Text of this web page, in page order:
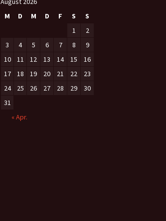
M
D M D F S
S
1
2
3
4 5 6 7 8
9
10
11 12 13 14 15
16
17
18 19 20 21 22
23
24
25 26 27 28 29
30
31
« Apr.